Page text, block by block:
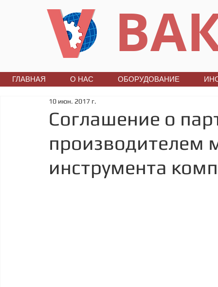
ГЛАВНАЯ О НАС ОБОРУДОВАНИЕ
Соглашение о
производителем
инструмента
10 июн. 2017 г.